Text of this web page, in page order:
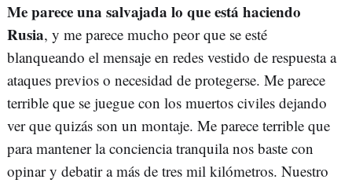
Me parece una salvajada lo que está haciendo
Rusia, y me parece mucho peor que se esté
blanqueando el mensaje en redes vestido de respuesta a
ataques previos o necesidad de protegerse. Me parece
terrible que se juegue con los muertos civiles dejando
ver que quizás son un montaje. Me parece terrible que
para mantener la conciencia tranquila nos baste con
opinar y debatir a más de tres mil kilómetros. Nuestro